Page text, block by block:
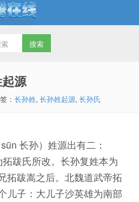
源
： 长孙姓, 长孙姓起源, 长孙氏
长孙）姓源出有二：
跋氏所改。长孙复姓本为
拓跋嵩之后。北魏道武帝拓
儿子：大儿子沙英雄为南部